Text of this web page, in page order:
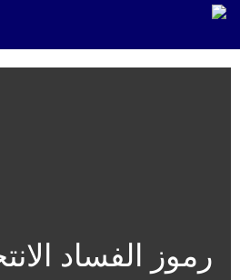
رموز الفساد